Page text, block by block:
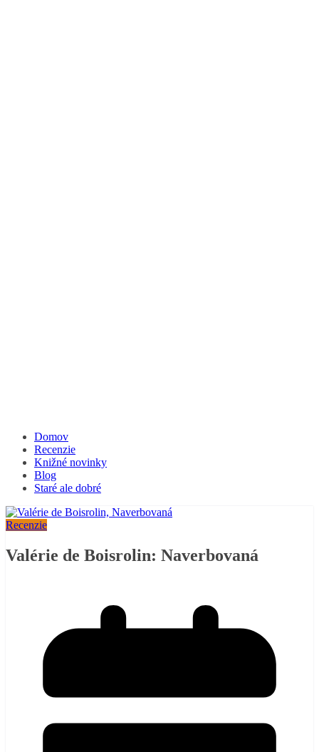
Domov
Recenzie
Knižné novinky
Blog
Staré ale dobré
Recenzie
Valérie de Boisrolin: Naverbovaná